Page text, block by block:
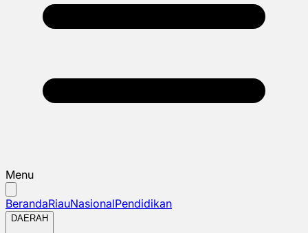
Menu
BerandaRiauNasionalPendidikan
DAERAH